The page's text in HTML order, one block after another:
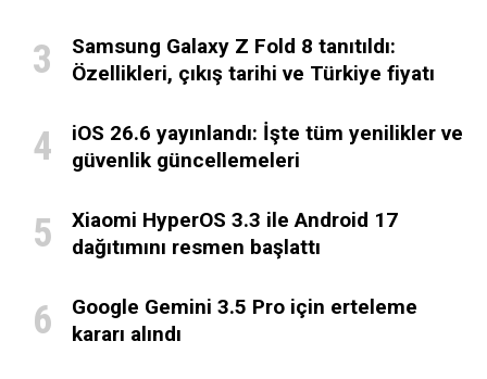
Samsung Galaxy Z Fold 8 tanıtıldı:
Özellikleri, çıkış tarihi ve Türkiye fiyatı
iOS 26.6 yayınlandı: İşte tüm yenilikler ve
güvenlik güncellemeleri
Xiaomi HyperOS 3.3 ile Android 17
dağıtımını resmen başlattı
Google Gemini 3.5 Pro için erteleme
kararı alındı